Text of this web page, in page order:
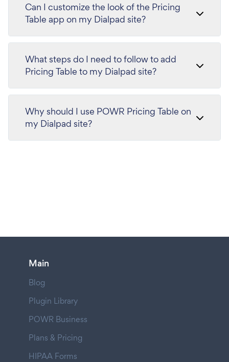
Can I customize the look of the Pricing
Table app on my Dialpad site?
What steps do I need to follow to add
Pricing Table to my Dialpad site?
Why should I use POWR Pricing Table on
my Dialpad site?
Main
Blog
Plugin Library
POWR Business
Plans & Pricing
HIPAA Forms